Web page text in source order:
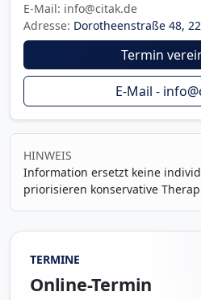
E-Mail: info@citak.de
Adresse: Dorotheenstraße 48,
Termin
E-Mail -
HINWEIS
Information ersetzt keine
priorisieren konservative
TERMINE
Online-Termin